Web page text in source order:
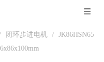
闭环步进电机 / JK86HSN65